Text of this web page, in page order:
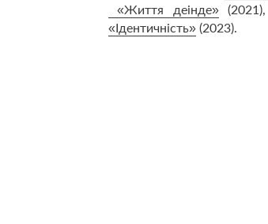
«Життя деінде»(2021),
«Ідентичність» (2023).